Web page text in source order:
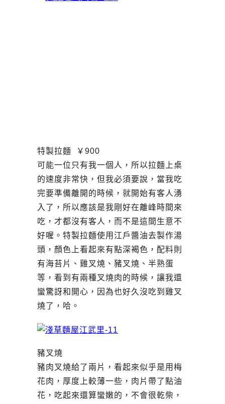
特製拉麵 ￥900
可能一位只有我一個人，所以拉麵上桌
的速度非常快，但我必須要說，當我吃
完要準備離開的時候，就開始有客人湧
入了，所以應該是我剛好在離峰時間來
吃，才都沒有客人，而不是這間生意不
好喔。特製拉麵使用江戶醬油去製作湯
頭，顏色上看起來有點深褐色，配料則
有海苔片、雞叉燒、豬叉燒、半熟蛋
等，看到有兩種叉燒肉的時候，讓我還
蠻驚訝和開心，因為也好久沒吃到雞叉
燒了，哈。
豬叉燒
豬肉叉燒給了兩片，看起來似乎是用梅
花肉，厚度上較薄一些，肉片帶了點油
花，吃起來還算蠻嫩的，不會很乾柴，